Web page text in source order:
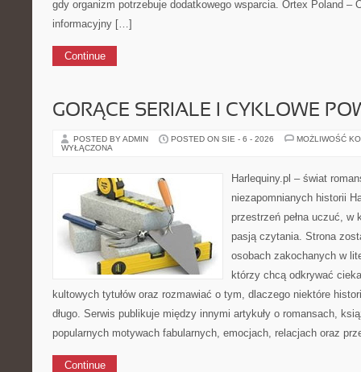
gdy organizm potrzebuje dodatkowego wsparcia. Ortex Poland –
informacyjny […]
Continue
GORĄCE SERIALE I CYKLOWE
POSTED BY ADMIN POSTED ON SIE - 6 - 2026
MOŻLIWOŚĆ
WYŁĄCZONA
Harlequiny.pl – świat
niezapomnianych historii
przestrzeń pełna uczuć, w
pasją czytania. Strona
osobach zakochanych w
którzy chcą odkrywać
kultowych tytułów oraz rozmawiać o tym, dlaczego niektóre
długo. Serwis publikuje między innymi artykuły o romansach,
popularnych motywach fabularnych, emocjach, relacjach oraz
Continue